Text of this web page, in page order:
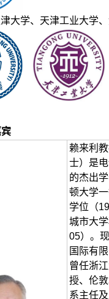
大学、天津工业大学
赖来利
士）是
的杰出
顿大学
学位（
城市大
05）。
国际有
曾任浙
授、伦
系主任